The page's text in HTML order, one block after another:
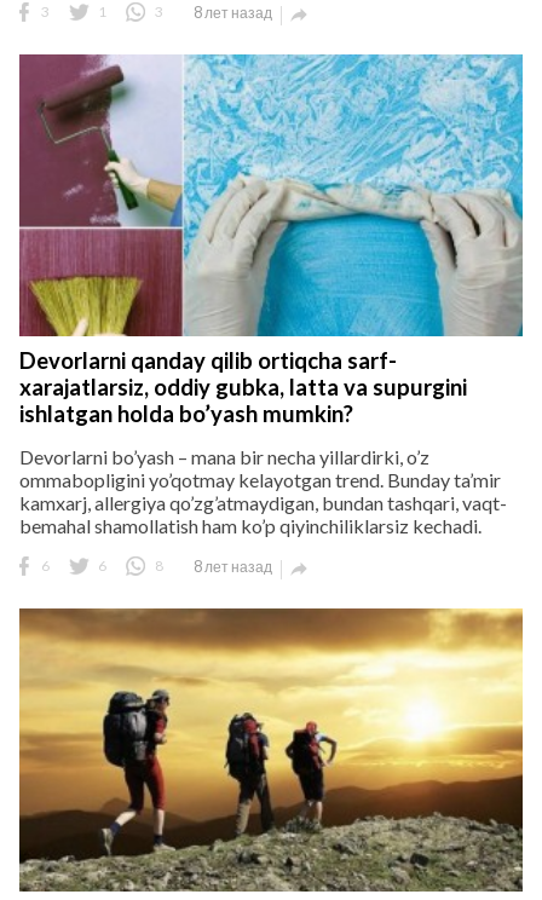
3 1 3 8 лет назад 
Devorlarni qanday qilib ortiqcha sarf-
xarajatlarsiz, oddiy gubka, latta va supurgini
ishlatgan holda bo’yash mumkin?
Devorlarni bo’yash – mana bir necha yillardirki, o’z
ommabopligini yo’qotmay kelayotgan trend. Bunday ta’mir
kamxarj, allergiya qo’zg’atmaydigan, bundan tashqari, vaqt-
bemahal shamollatish ham ko’p qiyinchiliklarsiz kechadi.
6 6 8 8 лет назад 